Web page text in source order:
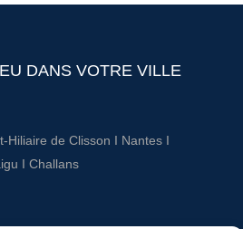
DANS VOTRE VILLE
Hiliaire de Clisson I NantesI
I Challans